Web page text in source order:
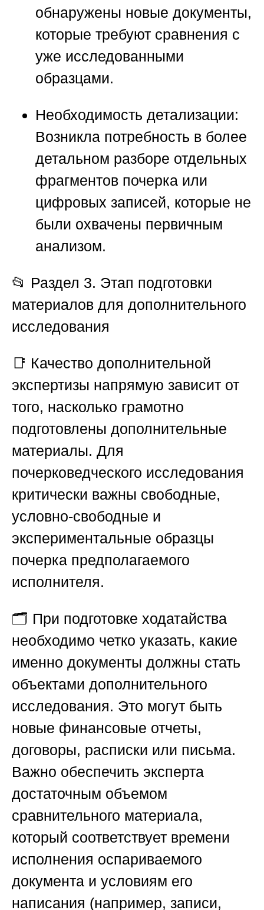
обнаружены новые документы,
которые требуют сравнения с
уже исследованными
образцами.
Необходимость детализации:
Возникла потребность в более
детальном разборе отдельных
фрагментов почерка или
цифровых записей, которые не
были охвачены первичным
анализом.
📂 Раздел 3. Этап подготовки
материалов для дополнительного
исследования
📑 Качество дополнительной
экспертизы напрямую зависит от
того, насколько грамотно
подготовлены дополнительные
материалы. Для
почерковедческого исследования
критически важны свободные,
условно-свободные и
экспериментальные образцы
почерка предполагаемого
исполнителя.
🗂️ При подготовке ходатайства
необходимо четко указать, какие
именно документы должны стать
объектами дополнительного
исследования. Это могут быть
новые финансовые отчеты,
договоры, расписки или письма.
Важно обеспечить эксперта
достаточным объемом
сравнительного материала,
который соответствует времени
исполнения оспариваемого
документа и условиям его
написания (например, записи,